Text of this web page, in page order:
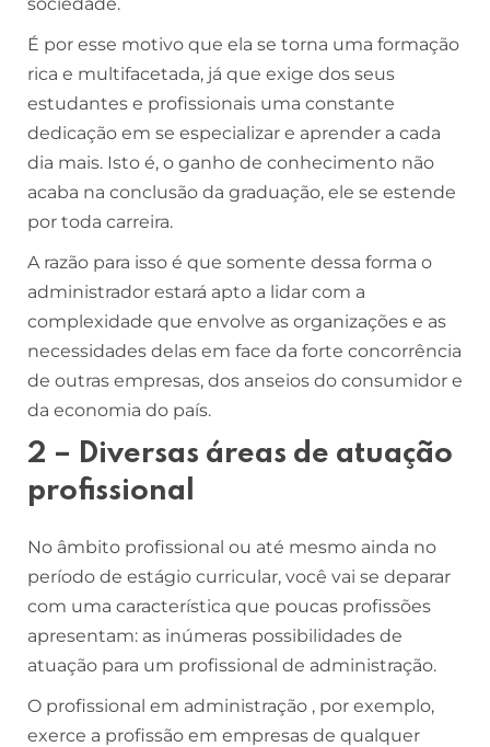
É por esse motivo que ela se torna uma formação
rica e multifacetada, já que exige dos seus
estudantes e profissionais uma constante
dedicação em se especializar e aprender a cada
dia mais. Isto é, o ganho de conhecimento não
acaba na conclusão da graduação, ele se estende
por toda carreira.
A razão para isso é que somente dessa forma o
administrador estará apto a lidar com a
complexidade que envolve as organizações e as
necessidades delas em face da forte concorrência
de outras empresas, dos anseios do consumidor e
da economia do país.
2 – Diversas áreas de atuação
profissional
No âmbito profissional ou até mesmo ainda no
período de estágio curricular, você vai se deparar
com uma característica que poucas profissões
apresentam: as inúmeras possibilidades de
atuação para um profissional de administração.
O profissional em administração , por exemplo,
exerce a profissão em empresas de qualquer